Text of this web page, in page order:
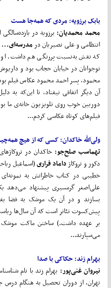
بابک برزویه: مردی که همه‌جا هست
محمد محمدیان:برزویه در یازده‌سالگی
انتظامی و علی نصیریان در مدرسهای...
که نقش به‌نسبت پررنگی هم داشت. او
نوجوانان در خیابان حجاب بود و
محمود، پسر احمد محمود عکاس فیلم
آن دیگر اتفاقی نیفتاد، تا این‌که
دوربین خوب روی تلویزیون خانه‌ی ما
فیلم‌های کوتاه عکاسی کردم...
ولی‌الله خاکدان: کسی که از هیچ
تهماسب صلح‌جو:خاکدان در
دکور و تروکاژ داماد فراری
خطیبی در کتاب خاطراتش به نمونه‌ای
علی‌اصغر گرمسیری پیشنهاد می‌دهد
بسازند و در آن یک موشک به فضا
پیش‌کسوت تئاتر است که آن سال‌ها
بر عهده داشت.) ساختن ماکت موشک
می‌سپارند...
بهرام زند: حکاکی با صدا
نیروان غنی‌پور:
تهران، از دوران تحصیل به هنگام